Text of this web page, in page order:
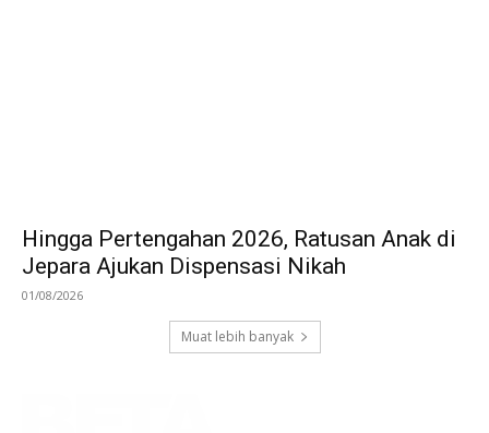
Hingga Pertengahan 2026, Ratusan Anak di
Jepara Ajukan Dispensasi Nikah
01/08/2026
Muat lebih banyak